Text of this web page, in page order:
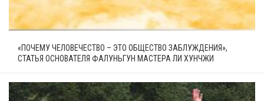
«ПОЧЕМУ ЧЕЛОВЕЧЕСТВО – ЭТО ОБЩЕСТВО ЗАБЛУЖДЕНИЯ»,
СТАТЬЯ ОСНОВАТЕЛЯ ФАЛУНЬГУН МАСТЕРА ЛИ ХУНЧЖИ